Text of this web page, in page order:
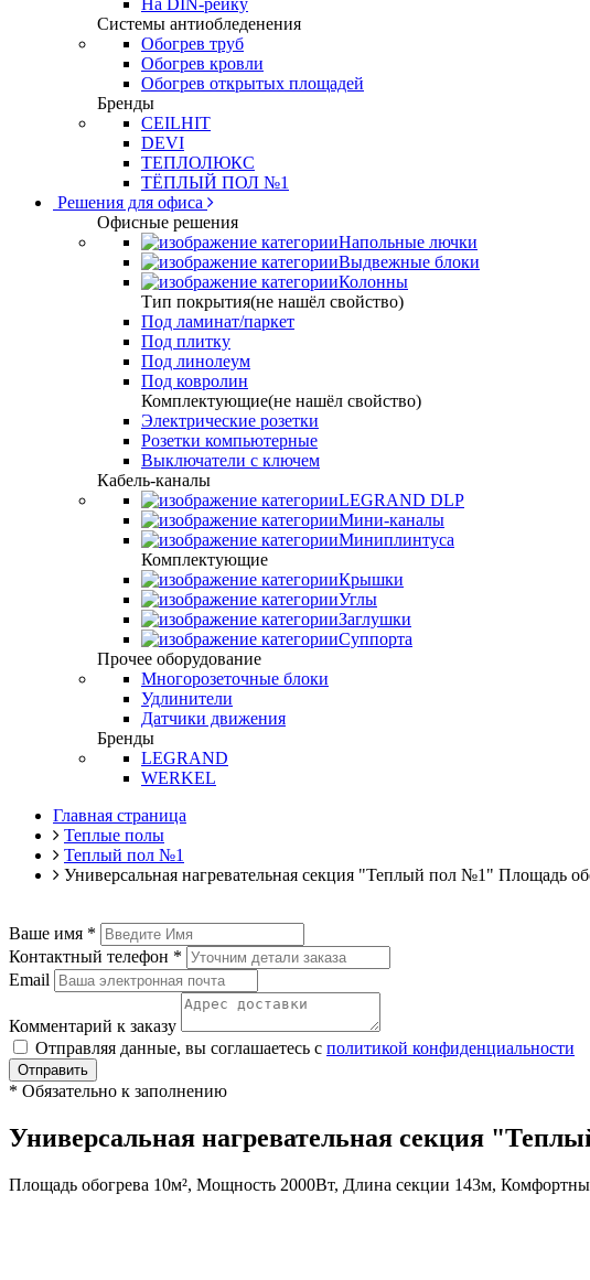
На DIN-рейку
Системы антиобледенения
Обогрев труб
Обогрев кровли
Обогрев открытых площадей
Бренды
CEILHIT
DEVI
ТЕПЛОЛЮКС
ТЁПЛЫЙ ПОЛ №1
Решения для офиса
Офисные решения
Напольные лючки
Выдвежные блоки
Колонны
Тип покрытия(не нашёл свойство)
Под ламинат/паркет
Под плитку
Под линолеум
Под ковролин
Комплектующие(не нашёл свойство)
Электрические розетки
Розетки компьютерные
Выключатели с ключем
Кабель-каналы
LEGRAND DLP
Мини-каналы
Миниплинтуса
Комплектующие
Крышки
Углы
Заглушки
Суппорта
Прочее оборудование
Многорозеточные блоки
Удлинители
Датчики движения
Бренды
LEGRAND
WERKEL
Главная страница
Теплые полы
Теплый пол №1
Универсальная нагревательная секция "Теплый пол №1" Площадь
Ваше имя *
Контактный телефон *
Email
Комментарий к заказу
Отправляя данные, вы соглашаетесь с политикой конфиденциальности
Отправить
* Обязательно к заполнению
Универсальная нагревательная секция
Площадь обогрева 10м², Мощность 2000Вт, Длина секции 143м,